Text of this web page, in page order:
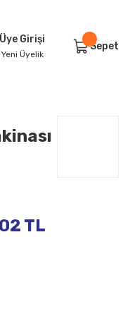
Üye Girişi
Yeni Üyelik
Sepet
TL